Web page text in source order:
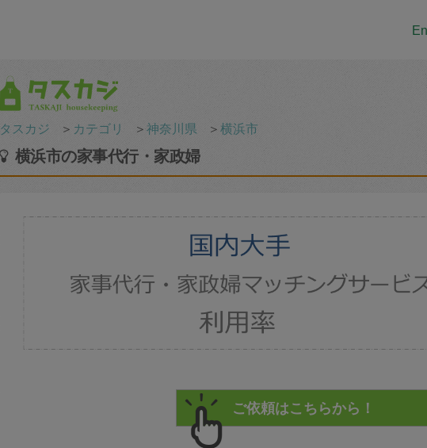
タスカジ ＞ カテゴリ ＞神奈川県 ＞横浜市
横浜市の家事代行・家政婦